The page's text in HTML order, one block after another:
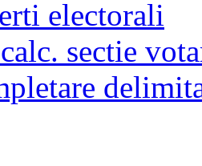
electorali
sectie